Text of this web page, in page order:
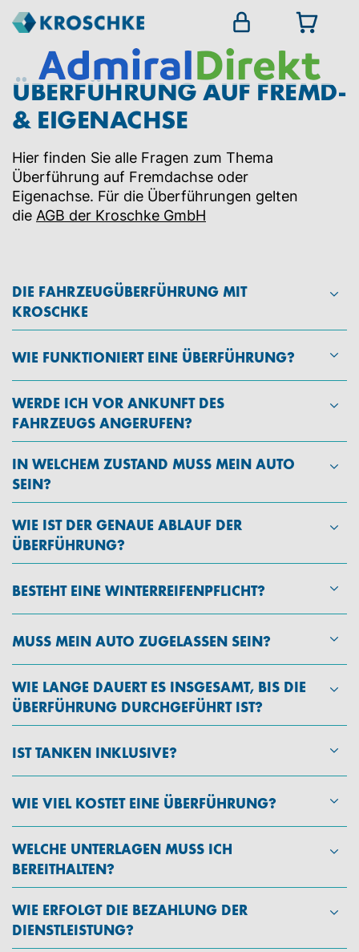
ÜBERFÜHRUNG AUF FREMD-
& EIGENACHSE
Hier finden Sie alle Fragen zum Thema
Überführung auf Fremdachse oder
Eigenachse. Für die Überführungen gelten
die AGB der Kroschke GmbH
DIE FAHRZEUGÜBERFÜHRUNG MIT
KROSCHKE
WIE FUNKTIONIERT EINE ÜBERFÜHRUNG?
WERDE ICH VOR ANKUNFT DES
FAHRZEUGS ANGERUFEN?
IN WELCHEM ZUSTAND MUSS MEIN AUTO
SEIN?
WIE IST DER GENAUE ABLAUF DER
ÜBERFÜHRUNG?
BESTEHT EINE WINTERREIFENPFLICHT?
MUSS MEIN AUTO ZUGELASSEN SEIN?
WIE LANGE DAUERT ES INSGESAMT, BIS DIE
ÜBERFÜHRUNG DURCHGEFÜHRT IST?
IST TANKEN INKLUSIVE?
WIE VIEL KOSTET EINE ÜBERFÜHRUNG?
WELCHE UNTERLAGEN MUSS ICH
BEREITHALTEN?
WIE ERFOLGT DIE BEZAHLUNG DER
DIENSTLEISTUNG?